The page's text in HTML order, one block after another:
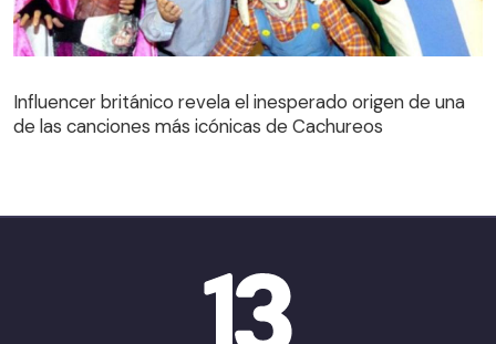
Influencer británico revela el inesperado origen de una
de las canciones más icónicas de Cachureos